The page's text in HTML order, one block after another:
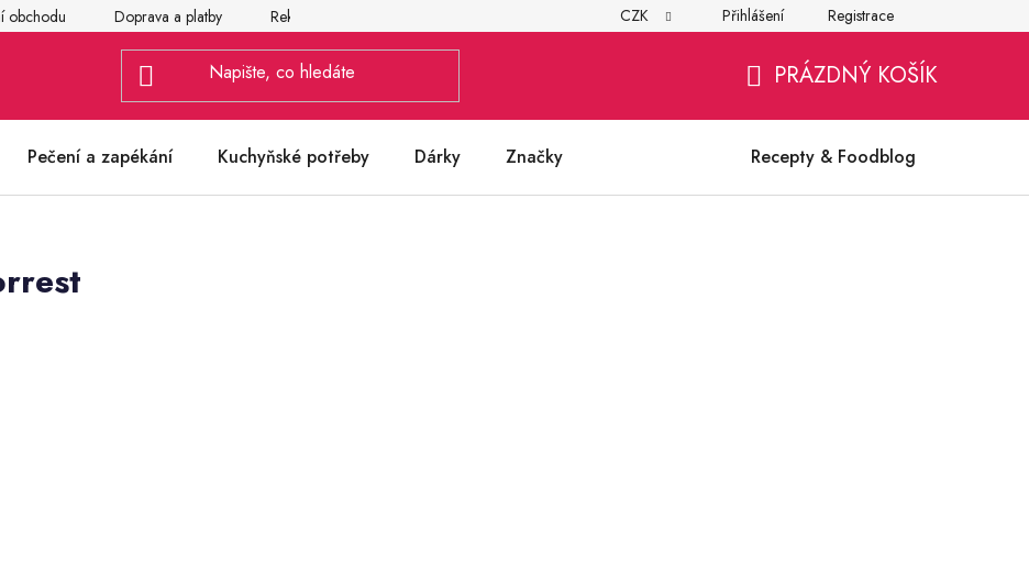
obchodu Doprava a platby Reklamace Všeobecné obchodní podmínky Ochrana osobních údajů
CZK Přihlášení Registrace
KOŠÍK
PRÁZDNÝ KOŠÍK
Pečení a zapékání Kuchyňské potřeby Dárky Značky Recepty & Foodblog